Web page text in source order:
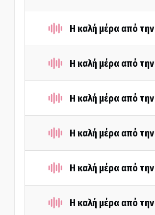
Η καλή μέρα από
Η καλή μέρα από
Η καλή μέρα από
Η καλή μέρα από
Η καλή μέρα από
Η καλή μέρα από